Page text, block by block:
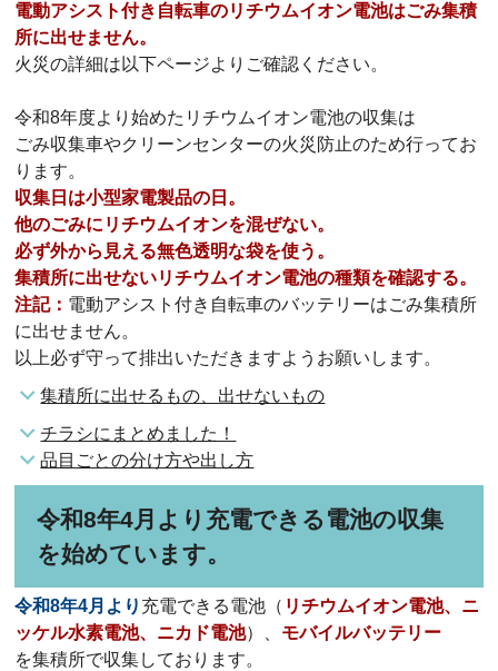
電動アシスト付き自転車のリチウムイオン電池はごみ集積
所に出せません。
火災の詳細は以下ページよりご確認ください。
令和8年度より始めたリチウムイオン電池の収集は
ごみ収集車やクリーンセンターの火災防止のため行ってお
ります。
収集日は小型家電製品の日。
他のごみにリチウムイオンを混ぜない。
必ず外から見える無色透明な袋を使う。
集積所に出せないリチウムイオン電池の種類を確認する。
注記： 電動アシスト付き自転車のバッテリーはごみ集積所
に出せません。
以上必ず守って排出いただきますようお願いします。
集積所に出せるもの、出せないもの
チラシにまとめました！
品目ごとの分け方や出し方
令和8年4月より充電できる電池の収集
を始めています。
令和8年4月より 充電できる電池（ リチウムイオン電池、ニ
ッケル水素電池、ニカド電池）、 モバイルバッテリー
を集積所で収集しております。